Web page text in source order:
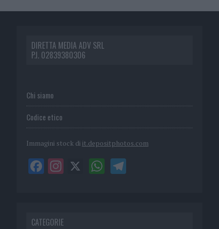
DIRETTA MEDIA ADV SRL
P.I. 02839380306
Chi siamo
Codice etico
Immagini stock di it.depositphotos.com
CATEGORIE